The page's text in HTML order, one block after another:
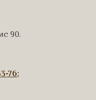
90.
76;